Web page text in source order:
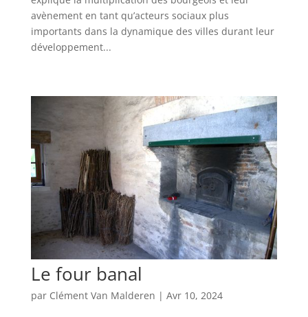
avènement en tant qu’acteurs sociaux plus
importants dans la dynamique des villes durant leur
développement...
Le four banal
par Clément Van Malderen | Avr 10, 2024